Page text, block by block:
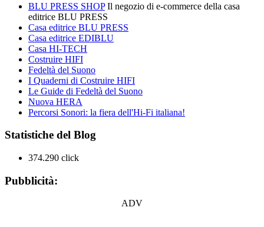
BLU PRESS SHOPIl negozio di e-commerce della casa
editrice BLU PRESS
Casa editrice BLU PRESS
Casa editrice EDIBLU
Casa HI-TECH
Costruire HIFI
Fedeltà del Suono
I Quaderni di Costruire HIFI
Le Guide di Fedeltà del Suono
Nuova HERA
Percorsi Sonori: la fiera dell'Hi-Fi italiana!
Statistiche del Blog
374.290 click
Pubblicità:
ADV